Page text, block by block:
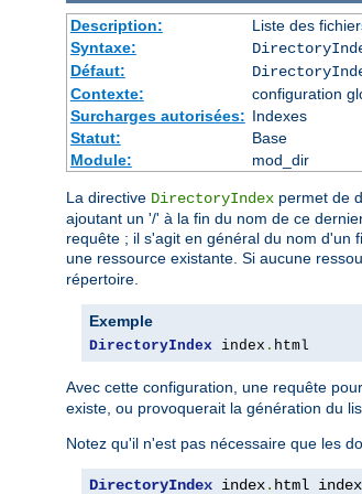
Description:
Liste des
Syntaxe:
Défaut:
Contexte:
configuration
Surcharges autorisées: Indexes
Statut:
Base
Module:
mod_dir
La directive DirectoryIndex permet de
ajoutant un '/' à la fin du nom de ce
requête ; il s'agit en général du nom d'un
une ressource existante. Si aucune
répertoire.
Exemple
DirectoryIndex index . html
Avec cette configuration, une requête
existe, ou provoquerait la génération du
Notez qu'il n'est pas nécessaire que les
DirectoryIndex index. html index